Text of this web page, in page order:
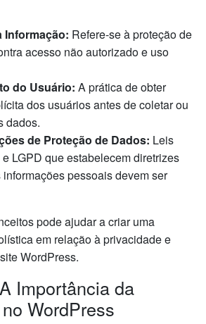
Informação: Refere-se à proteção de
acesso não autorizado e uso
do Usuário: A prática de obter
dos usuários antes de coletar ou
dados.
de Proteção de Dados: Leis
LGPD que estabelecem diretrizes
pessoais devem ser
pode ajudar a criar uma
em relação à privacidade e
WordPress.
Importância da
WordPress